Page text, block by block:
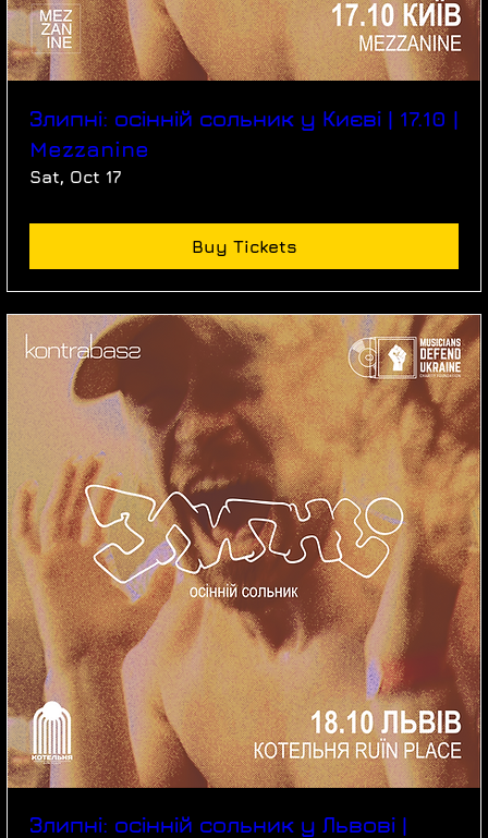
Злипні: осінній сольник у Києві | 17.10 |
Mezzanine
Sat, Oct 17
Buy Tickets
Злипні: осінній сольник у Львові |